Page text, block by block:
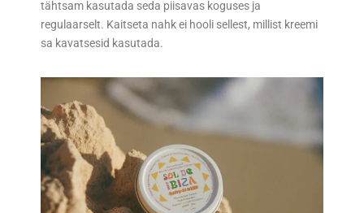
tähtsam kasutada seda piisavas koguses ja
regulaarselt. Kaitseta nahk ei hooli sellest, millist kreemi
sa kavatsesid kasutada.